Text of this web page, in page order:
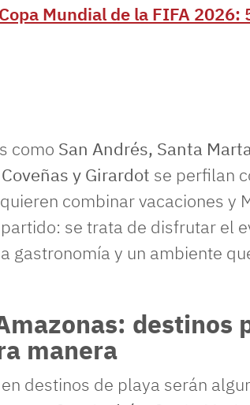
Copa Mundial de la FIFA
como San Andrés, Santa
y Girardot se perfilan
combinar vacaciones y
se trata de disfrutar el
gastronomía y un ambiente
destinos
manera
destinos de playa serán